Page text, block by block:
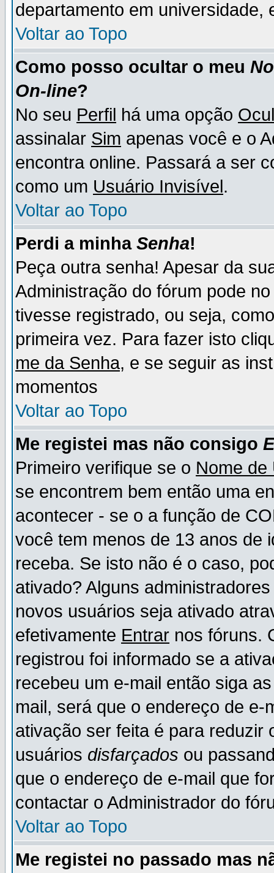
departamento em universidade,
Voltar ao Topo
Como posso ocultar o meu
On-line?
No seu Perfil há uma opção
assinalar Sim apenas você e o
encontra online. Passará a ser
como um Usuário Invisível.
Voltar ao Topo
Perdi a minha Senha!
Peça outra senha! Apesar da
Administração do fórum pode
tivesse registrado, ou seja,
primeira vez. Para fazer isto
me da Senha, e se seguir as
momentos
Voltar ao Topo
Me registei mas não consigo
Primeiro verifique se o Nome de
se encontrem bem então uma
acontecer - se o a função de
você tem menos de 13 anos de
receba. Se isto não é o caso,
ativado? Alguns
novos usuários seja ativado
efetivamente Entrar nos fóruns.
registrou foi informado se a
recebeu um e-mail então siga
mail, será que o endereço de
ativação ser feita é para reduzir
usuários disfarçados ou
que o endereço de e-mail que
contactar o Administrador do
Voltar ao Topo
Me registei no passado mas